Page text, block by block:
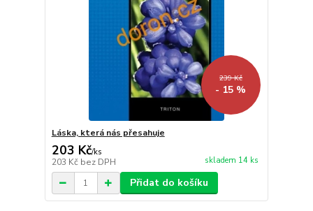
239 Kč
- 15 %
Láska, která nás přesahuje
203 Kč/ks
203 Kč bez DPH skladem 14 ks
Přidat do košíku